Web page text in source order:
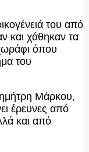
του από
και χάθηκαν τα
όπου
του
Μάρκου,
έρευνες από
και από